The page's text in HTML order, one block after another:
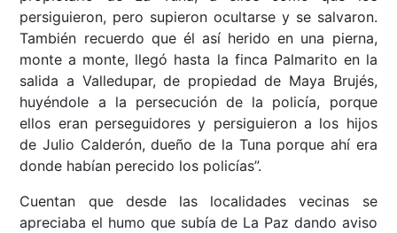
persiguieron, pero supieron ocultarse y se salvaron.
También recuerdo que él así herido en una pierna,
monte a monte, llegó hasta la finca Palmarito en la
salida a Valledupar, de propiedad de Maya Brujés,
huyéndole a la persecución de la policía, porque
ellos eran perseguidores y persiguieron a los hijos
de Julio Calderón, dueño de la Tuna porque ahí era
donde habían perecido los policías”.
Cuentan que desde las localidades vecinas se
apreciaba el humo que subía de La Paz dando aviso